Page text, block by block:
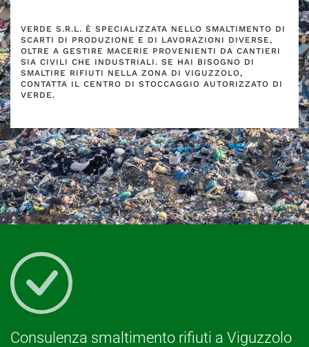
VERDE S.R.L. È SPECIALIZZATA NELLO SMALTIMENTO DI
SCARTI DI PRODUZIONE E DI LAVORAZIONI DIVERSE,
OLTRE A GESTIRE MACERIE PROVENIENTI DA CANTIERI
SIA CIVILI CHE INDUSTRIALI. SE HAI BISOGNO DI
SMALTIRE RIFIUTI NELLA ZONA DI VIGUZZOLO,
CONTATTA IL CENTRO DI STOCCAGGIO AUTORIZZATO DI
VERDE.
Consulenza smaltimento rifiuti a Viguzzolo